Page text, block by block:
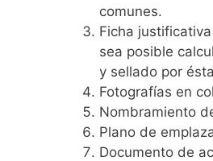
comunes.
Ficha
sea posible
y sellado por
Fotografías en
Nombramiento
Plano de
Documento de